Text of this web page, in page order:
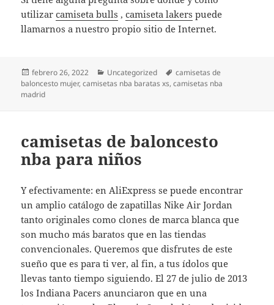
utilizarcamiseta bulls ,camiseta lakers puede
llamarnos a nuestro propio sitio de Internet.
Publicado
el
febrero 26, 2022 Categorías
Uncategorized Etiquetas
camisetas de
baloncesto mujer,camisetas nba baratas xs,camisetas nba
madrid
camisetas de baloncesto
nba para niños
Y efectivamente: en AliExpress se puede encontrar
un amplio catálogo de zapatillas Nike Air Jordan
tanto originales como clones de marca blanca que
son mucho más baratos que en las tiendas
convencionales. Queremos que disfrutes de este
sueño que es para ti ver, al fin, a tus ídolos que
llevas tanto tiempo siguiendo. El 27 de julio de 2013
los Indiana Pacers anunciaron que en una